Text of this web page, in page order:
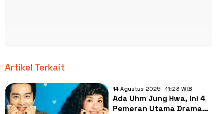
Artikel Terkait
14 Agustus 2025 | 11:23 WIB
Ada Uhm Jung Hwa, Ini 4
Pemeran Utama Drama